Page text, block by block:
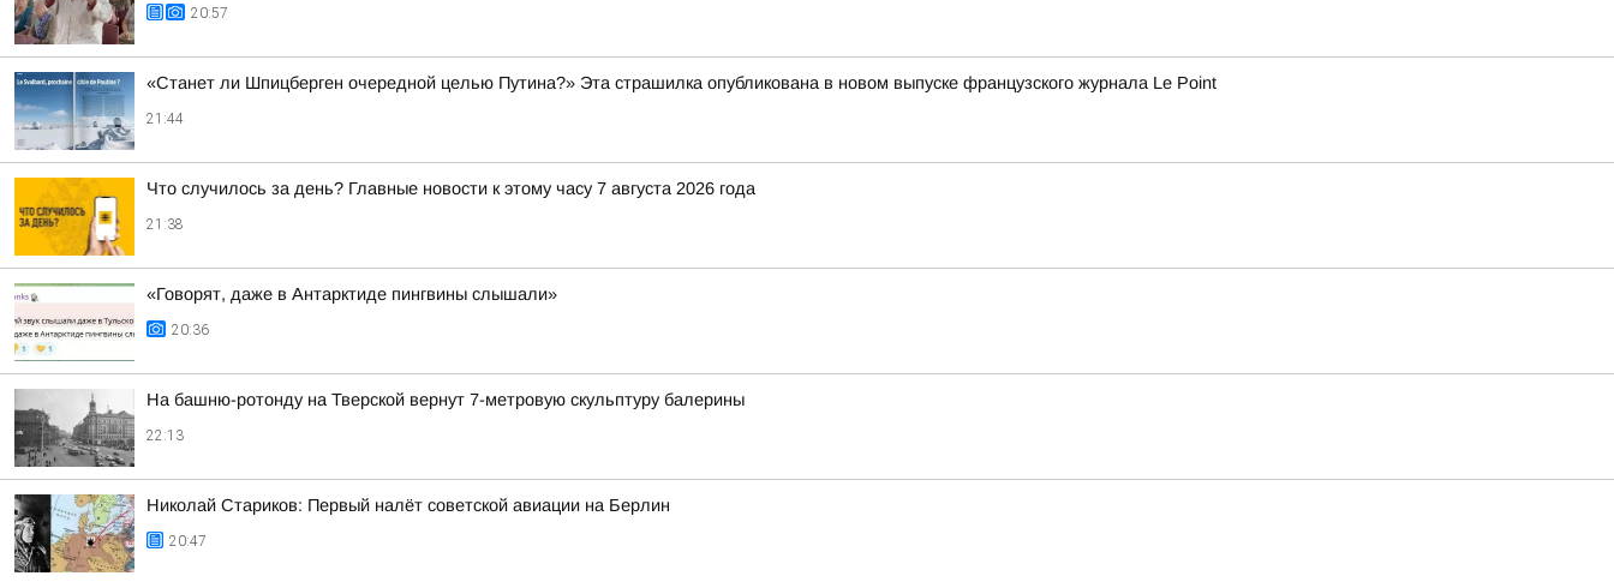
20:57
«Станет ли Шпицберген очередной целью Путина?» Эта страшилка опубликована в новом выпуске французского журнала Le Point
21:44
Что случилось за день? Главные новости к этому часу 7 августа 2026 года
21:38
«Говорят, даже в Антарктиде пингвины слышали»
20:36
На башню-ротонду на Тверской вернут 7-метровую скульптуру балерины
22:13
Николай Стариков: Первый налёт советской авиации на Берлин
20:47